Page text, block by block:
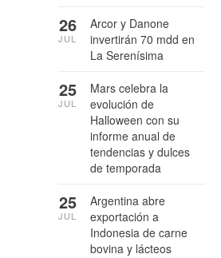
Arcor y Danone
invertirán 70 mdd en
La Serenísima
26
JUL
Mars celebra la
evolución de
Halloween con su
informe anual de
tendencias y dulces
de temporada
25
JUL
Argentina abre
exportación a
Indonesia de carne
bovina y lácteos
25
JUL